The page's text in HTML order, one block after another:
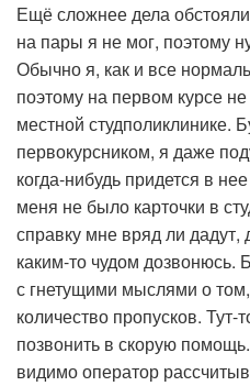
Ещё сложнее дела
на пары я не мог, поэтому
Обычно я, как и все
поэтому на первом курсе
местной студполиклинике.
первокурсником, я даже
когда-нибудь придется в
меня не было карточки в
справку мне вряд ли
каким-то чудом дозвонюсь.
с гнетущими мыслями о
количество пропусков.
позвонить в скорую
видимо оператор